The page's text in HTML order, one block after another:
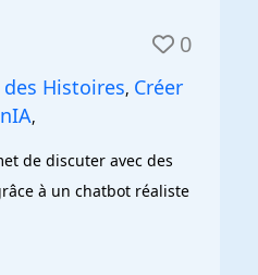
0
Histoires, Créer
,
de discuter avec des
à un chatbot réaliste